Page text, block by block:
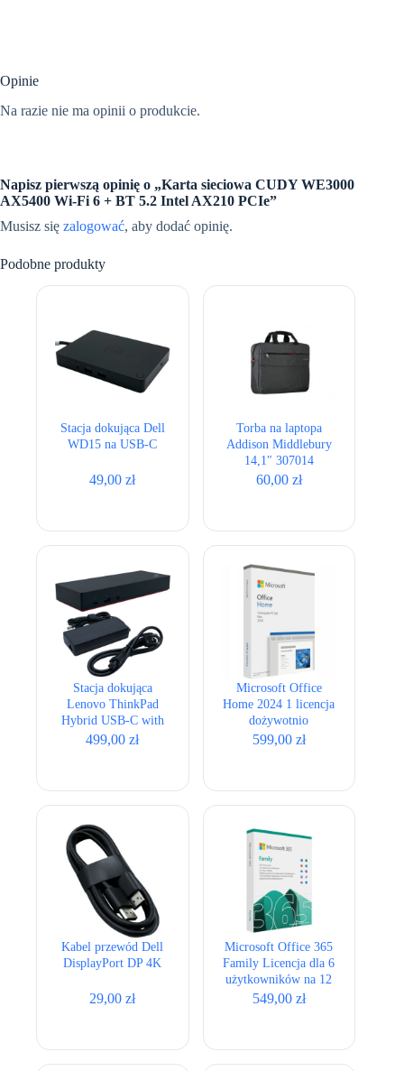
Opinie
Na razie nie ma opinii o produkcie.
Napisz pierwszą opinię o „Karta sieciowa CUDY WE3000
AX5400 Wi-Fi 6 + BT 5.2 Intel AX210 PCIe”
Musisz się zalogować, aby dodać opinię.
Podobne produkty
Stacja dokująca Dell
WD15 na USB-C
49,00zł
Torba na laptopa
Addison Middlebury
14,1″ 307014
60,00 zł
Stacja dokująca
Lenovo ThinkPad
Hybrid USB-C with
USB-A Dock 40AF +
499,00zł
Microsoft Office
Home 2024 1 licencja
dożywotnio
599,00 zł
Kabel przewód Dell
DisplayPort DP 4K
29,00zł
Microsoft Office 365
Family Licencja dla 6
użytkowników na 12
miesięcy
549,00 zł